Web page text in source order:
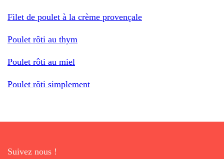
Filet de poulet à la crème provençale
Poulet rôti au thym
Poulet rôti au miel
Poulet rôti simplement
Suivez nous !